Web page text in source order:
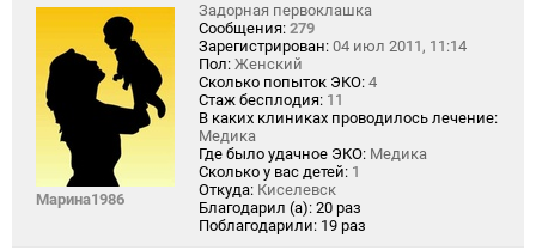
Марина1986
Задорная первоклашка
Сообщения: 279
Зарегистрирован: 04 июл 2011, 11:14
Пол: Женский
Сколько попыток ЭКО: 4
Стаж бесплодия: 11
В каких клиниках проводилось лечение:
Медика
Где было удачное ЭКО: Медика
Сколько у вас детей: 1
Откуда: Киселевск
Благодарил (а): 20 раз
Поблагодарили: 19 раз